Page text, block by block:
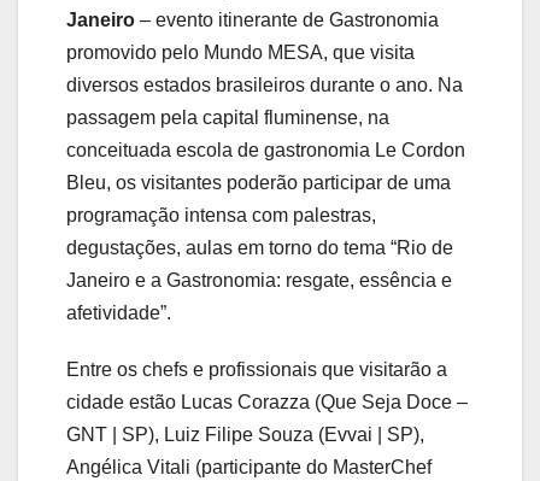
Janeiro – evento itinerante de Gastronomia
promovido pelo Mundo MESA, que visita
diversos estados brasileiros durante o ano. Na
passagem pela capital fluminense, na
conceituada escola de gastronomia Le Cordon
Bleu, os visitantes poderão participar de uma
programação intensa com palestras,
degustações, aulas em torno do tema “Rio de
Janeiro e a Gastronomia: resgate, essência e
afetividade”.
Entre os chefs e profissionais que visitarão a
cidade estão Lucas Corazza (Que Seja Doce –
GNT | SP), Luiz Filipe Souza (Evvai | SP),
Angélica Vitali (participante do MasterChef